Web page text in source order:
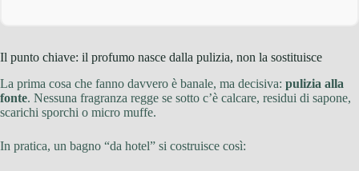
Il punto chiave: il profumo nasce dalla pulizia, non la sostituisce
La prima cosa che fanno davvero è banale, ma decisiva: pulizia alla
fonte. Nessuna fragranza regge se sotto c’è calcare, residui di sapone,
scarichi sporchi o micro muffe.
In pratica, un bagno “da hotel” si costruisce così: